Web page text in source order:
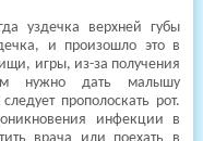
уздечка верхней губы
и произошло это в
игры, из-за получения
нужно дать малышу
прополоскать рот.
инфекции в